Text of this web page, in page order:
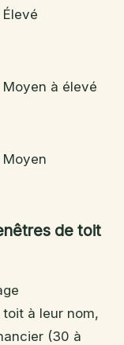
Élevé
Moyen à élevé
Moyen
de toit
à leur nom,
(30 à